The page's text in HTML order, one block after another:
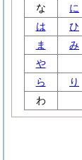
な
に
は
ひ
ま
み
や
ら
り
わ